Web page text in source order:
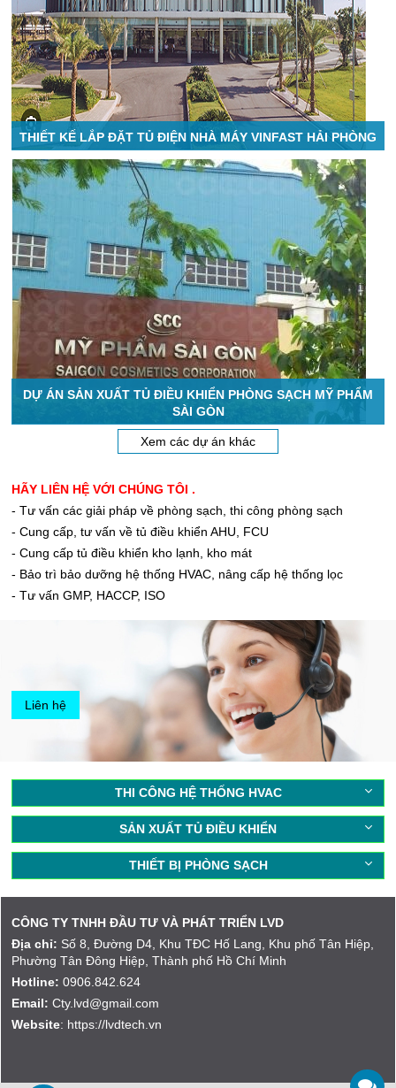
THIẾT KẾ LẮP ĐẶT TỦ ĐIỆN NHÀ MÁY VINFAST HẢI PHÒNG
DỰ ÁN SẢN XUẤT TỦ ĐIỀU KHIỂN PHÒNG SẠCH MỸ PHẨM
SÀI GÒN
Xem các dự án khác
HÃY LIÊN HỆ VỚI CHÚNG TÔI .
- Tư vấn các giải pháp về phòng sạch, thi công phòng sạch
- Cung cấp, tư vấn về tủ điều khiển AHU, FCU
- Cung cấp tủ điều khiển kho lạnh, kho mát
- Bảo trì bảo dưỡng hệ thống HVAC, nâng cấp hệ thống lọc
- Tư vấn GMP, HACCP, ISO
Liên hệ
THI CÔNG HỆ THỐNG HVAC
SẢN XUẤT TỦ ĐIỀU KHIỂN
THIẾT BỊ PHÒNG SẠCH
CÔNG TY TNHH ĐẦU TƯ VÀ PHÁT TRIỂN LVD
Địa chỉ: Số 8, Đường D4, Khu TĐC Hố Lang, Khu phố Tân Hiệp,
Phường Tân Đông Hiệp, Thành phố Hồ Chí Minh
Hotline: 0906.842.624
Email: Cty.lvd@gmail.com
Website: https://lvdtech.vn